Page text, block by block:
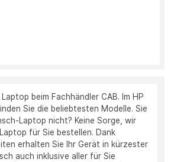
beim Fachhändler CAB. Im HP
Sie die beliebtesten Modelle. Sie
Laptop nicht? Keine Sorge, wir
für Sie bestellen. Dank
erhalten Sie Ihr Gerät in kürzester
auch inklusive aller für Sie